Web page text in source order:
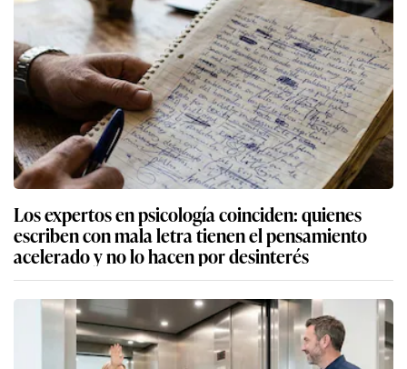
Los expertos en psicología coinciden: quienes
escriben con mala letra tienen el pensamiento
acelerado y no lo hacen por desinterés